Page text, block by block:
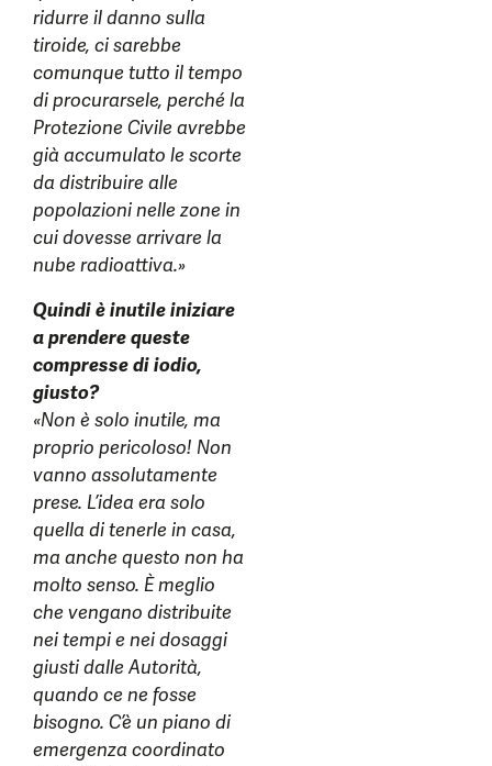
ridurre il danno sulla
tiroide, ci sarebbe
comunque tutto il tempo
di procurarsele, perché la
Protezione Civile avrebbe
già accumulato le scorte
da distribuire alle
popolazioni nelle zone in
cui dovesse arrivare la
nube radioattiva.»
Quindi è inutile iniziare
a prendere queste
compresse di iodio,
giusto?
«Non è solo inutile, ma
proprio pericoloso! Non
vanno assolutamente
prese. L’idea era solo
quella di tenerle in casa,
ma anche questo non ha
molto senso. È meglio
che vengano distribuite
nei tempi e nei dosaggi
giusti dalle Autorità,
quando ce ne fosse
bisogno. C’è un piano di
emergenza coordinato